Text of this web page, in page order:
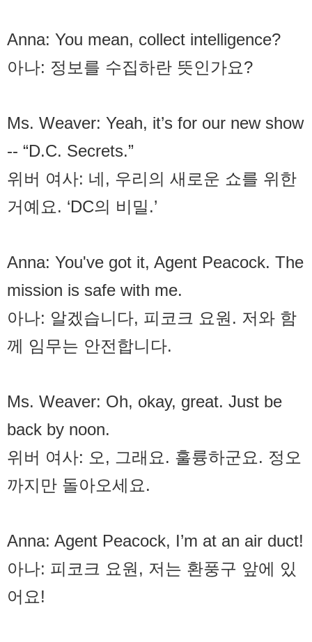
Anna: You mean, collect intelligence?
아나: 정보를 수집하란 뜻인가요?
Ms. Weaver: Yeah, it’s for our new show
-- “D.C. Secrets.”
위버 여사: 네, 우리의 새로운 쇼를 위한
거예요. ‘DC의 비밀.’
Anna: You've got it, Agent Peacock. The
mission is safe with me.
아나: 알겠습니다, 피코크 요원. 저와 함
께 임무는 안전합니다.
Ms. Weaver: Oh, okay, great. Just be
back by noon.
위버 여사: 오, 그래요. 훌륭하군요. 정오
까지만 돌아오세요.
Anna: Agent Peacock, I’m at an air duct!
아나: 피코크 요원, 저는 환풍구 앞에 있
어요!